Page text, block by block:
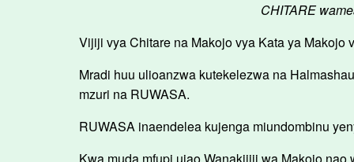
CHITARE
Vijiji vya Chitare na Makojo vya Kata ya
Mradi huu ulioanzwa kutekelezwa na
mzuri na RUWASA.
RUWASA inaendelea kujenga miundombinu